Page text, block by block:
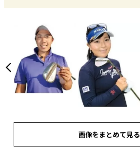
画像をまとめて見る